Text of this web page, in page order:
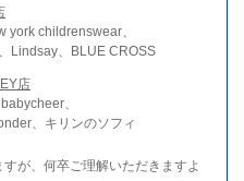
york childrenswear、
Lindsay、BLUE CROSS
店
、
、キリンのソフィ
が、何卒ご理解いただきますよ